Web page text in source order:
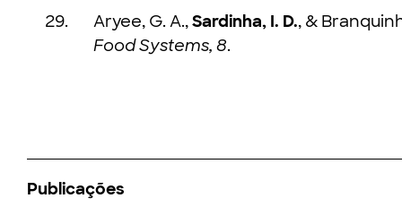
Aryee, G. A.,Sardinha, I. D., &
Food Systems, 8.
Publicações